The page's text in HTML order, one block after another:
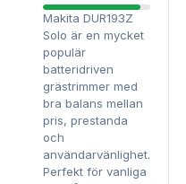
Makita DUR193Z
Solo är en mycket
populär
batteridriven
grästrimmer med
bra balans mellan
pris, prestanda
och
användarvänlighet.
Perfekt för vanliga